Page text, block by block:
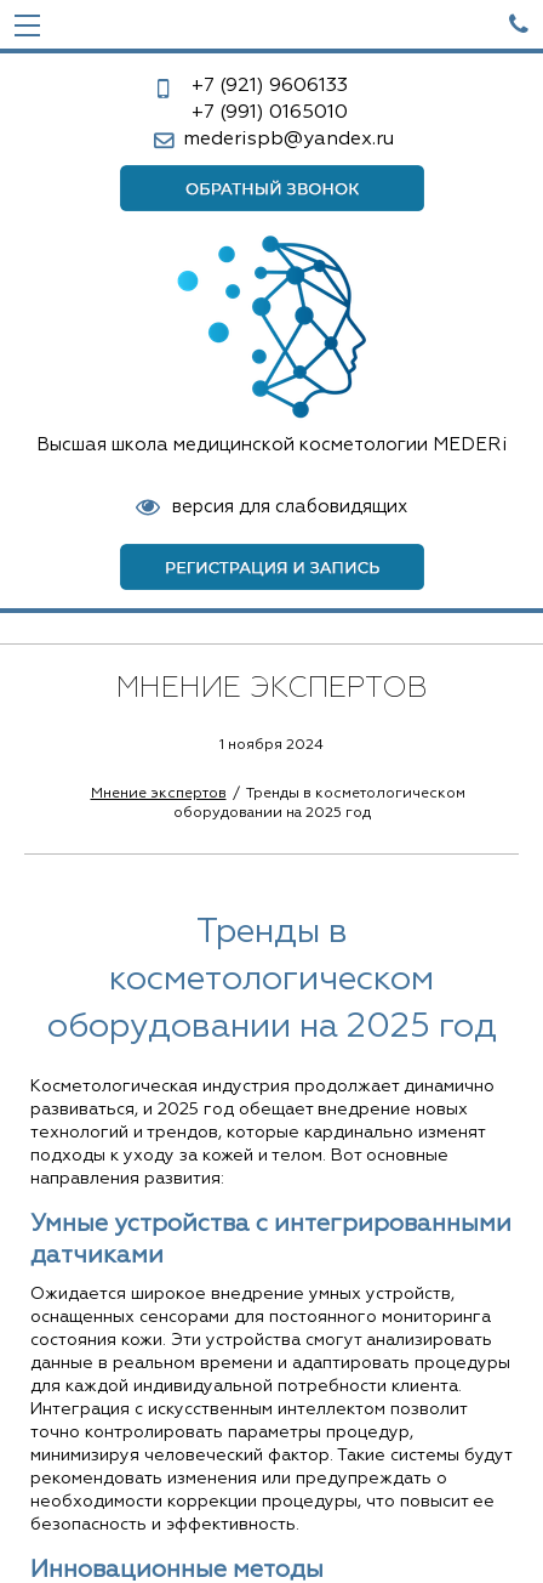

+7 (921) 9606133
+7 (991) 0165010
mederispb@yandex.ru
Высшая школа медицинской косметологии MEDERi
версия для слабовидящих
МНЕНИЕ ЭКСПЕРТОВ
1 ноября 2024
Мнение экспертов
Тренды в косметологическом
оборудовании на 2025 год
Тренды в
косметологическом
оборудовании на 2025 год
Косметологическая индустрия продолжает динамично
развиваться, и 2025 год обещает внедрение новых
технологий и трендов, которые кардинально изменят
подходы к уходу за кожей и телом. Вот основные
направления развития:
Умные устройства с интегрированными
датчиками
Ожидается широкое внедрение умных устройств,
оснащенных сенсорами для постоянного мониторинга
состояния кожи. Эти устройства смогут анализировать
данные в реальном времени и адаптировать процедуры
для каждой индивидуальной потребности клиента.
Интеграция с искусственным интеллектом позволит
точно контролировать параметры процедур,
минимизируя человеческий фактор. Такие системы будут
рекомендовать изменения или предупреждать о
необходимости коррекции процедуры, что повысит ее
безопасность и эффективность.
Инновационные методы